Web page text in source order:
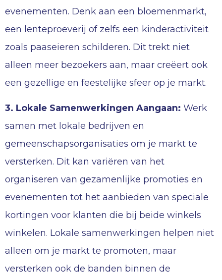
evenementen. Denk aan een bloemenmarkt,
een lenteproeverij of zelfs een kinderactiviteit
zoals paaseieren schilderen. Dit trekt niet
alleen meer bezoekers aan, maar creëert ook
een gezellige en feestelijke sfeer op je markt.
3. Lokale Samenwerkingen Aangaan: Werk
samen met lokale bedrijven en
gemeenschapsorganisaties om je markt te
versterken. Dit kan variëren van het
organiseren van gezamenlijke promoties en
evenementen tot het aanbieden van speciale
kortingen voor klanten die bij beide winkels
winkelen. Lokale samenwerkingen helpen niet
alleen om je markt te promoten, maar
versterken ook de banden binnen de